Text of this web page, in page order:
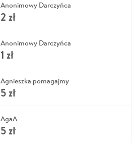
Anonimowy Darczyńca
2 zł
Anonimowy Darczyńca
1 zł
Agnieszka pomagajmy
5zł
AgaA
5zł